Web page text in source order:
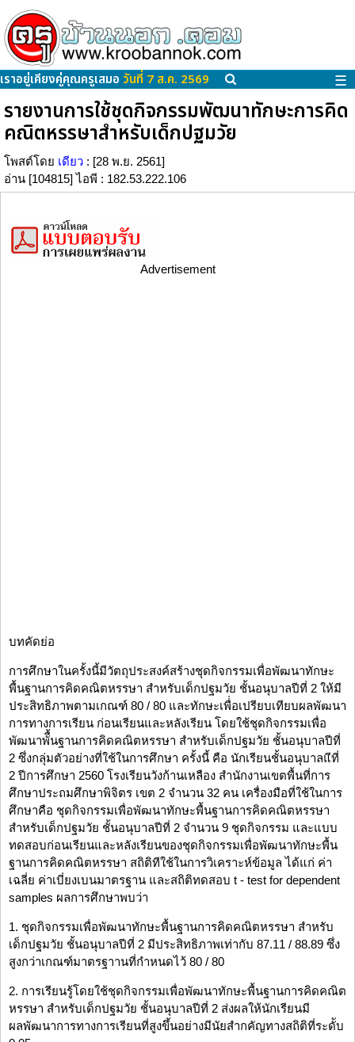
เราอยู่เคียงคู่คุณครูเสมอ วันที่ 7 ส.ค. 2569 ☰
รายงานการใช้ชุดกิจกรรมพัฒนาทักษะการคิด
คณิตหรรษาสำหรับเด็กปฐมวัย
โพสต์โดย เดียว : [28 พ.ย. 2561]
อ่าน [104815] ไอพี : 182.53.222.106
Advertisement
บทคัดย่อ
การศึกษาในครั้งนี้มีวัตถุประสงค์สร้างชุดกิจกรรมเพื่อพัฒนาทักษะ
พื้นฐานการคิดคณิตหรรษา สำหรับเด็กปฐมวัย ชั้นอนุบาลปีที่ 2 ให้มี
ประสิทธิภาพตามเกณฑ์ 80 / 80 และทักษะเพื่่อเปรียบเทียบผลพัฒนา
การทางการเรียน ก่อนเรียนและหลังเรียน โดยใช้ชุดกิจกรรมเพื่อ
พัฒนาพัื้นฐานการคิดคณิตหรรษา สำหรับเด็กปฐมวัย ชั้นอนุบาลปีที่
2 ซึ่งกลุ่มตัวอย่างที่ใช้ในการศึกษา ครั้งนี้ คือ นักเรียนชั้นอนุบาลแีที่
2 ปีการศึกษา 2560 โรงเรียนวังก้านเหลือง สำนักงานเขตพื้นที่การ
ศึกษาประถมศึกษาพิจิตร เขต 2 จำนวน 32 คน เครื่องมือที่ใช้ในการ
ศึกษาคือ ชุดกิจกรรมเพื่อพัฒนาทักษะพื้นฐานการคิดคณิตหรรษา
สำหรับเด็กปฐมวัย ชั้นอนุบาลปีที่ 2 จำนวน 9 ชุดกิจกรรม และแบบ
ทดสอบก่อนเรียนและหลังเรียนของชุดกิจกรรมเพื่อพัฒนาทักษะพื้น
ฐานการคิดคณิตหรรษา สถิติทีใช้ในการวิเคราะห์ข้อมูล ได้แก่ ค่า
เฉลี่ย ค่าเบี่ยงเบนมาตรฐาน และสถิติทดสอบ t - test for dependent
samples ผลการศึกษาพบว่า
1. ชุดกิจกรรมเพื่อพัฒนาทักษะพื้นฐานการคิดคณิตหรรษา สำหรับ
เด็กปฐมวัย ชั้นอนุบาลปีที่ 2 มีประสิทธิภาพเท่ากับ 87.11 / 88.89 ซึ่ง
สูงกว่าเกณฑ์มาตรฐาานที่กำหนดไว้ 80 / 80
2. การเรียนรู้โดยใช้ชุดกิจกรรมเพื่อพัฒนาทักษะพื้นฐานการคิดคณิต
หรรษา สำหรับเด็กปฐมวัย ชั้นอนุบาลปีที่ 2 ส่งผลให้นักเรียนมี
ผลพัฒนาการทางการเรียนที่สูงขึ้นอย่างมีนัยสำกคัญทางสถิติที่ระดัับ